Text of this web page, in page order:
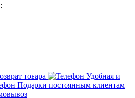
товара
Удобная и
Подарки постоянным клиентам